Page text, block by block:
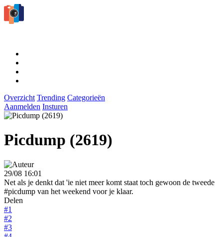
Overzicht Trending Categorieën
Aanmelden Insturen
Picdump (2619)
29/08 16:01
Net als je denkt dat 'ie niet meer komt staat toch gewoon de tweede
#picdump van het weekend voor je klaar.
Delen
#1
#2
#3